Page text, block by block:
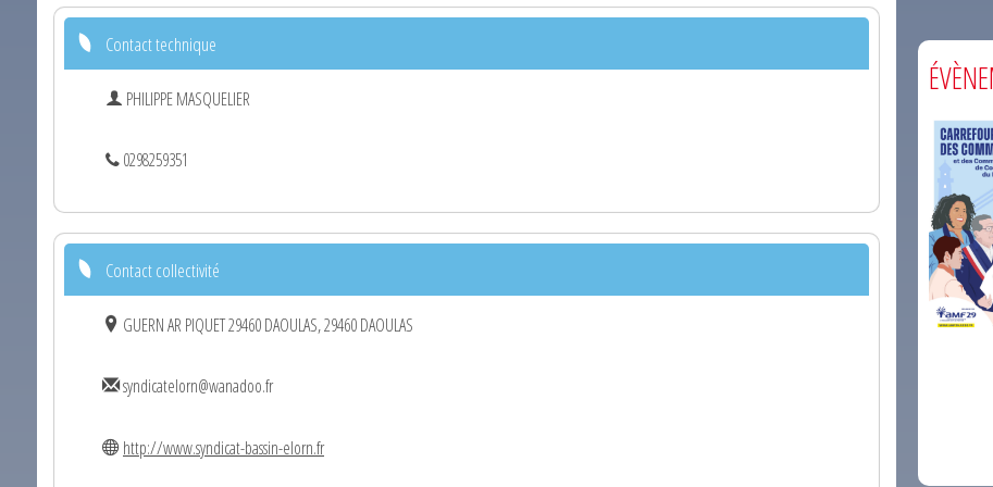
Contact technique
PHILIPPE MASQUELIER
0298259351
Contact collectivité
GUERN AR PIQUET 29460 DAOULAS, 29460 DAOULAS
syndicatelorn@wanadoo.fr
http://www.syndicat-bassin-elorn.fr